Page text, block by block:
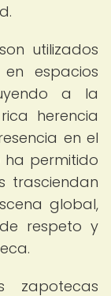
utilizados
espacios
a la
herencia
en el
permitido
trasciendan
global,
respeto y
zapotecas